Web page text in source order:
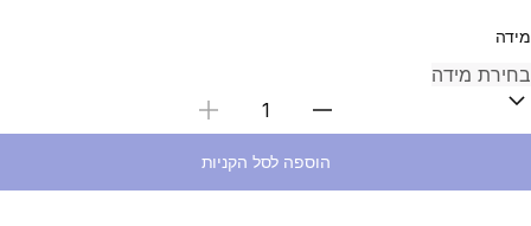
מידה
בחירת כמות
הוספה לסל הקניות